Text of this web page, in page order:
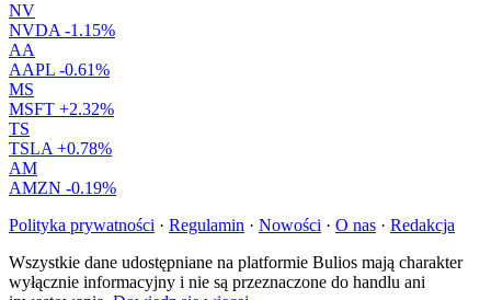
NV
NVDA -1.15%
AA
AAPL -0.61%
MS
MSFT +2.32%
TS
TSLA +0.78%
AM
AMZN -0.19%
Polityka prywatności · Regulamin · Nowości · O nas · Redakcja
Wszystkie dane udostępniane na platformie Bulios mają charakter
wyłącznie informacyjny i nie są przeznaczone do handlu ani